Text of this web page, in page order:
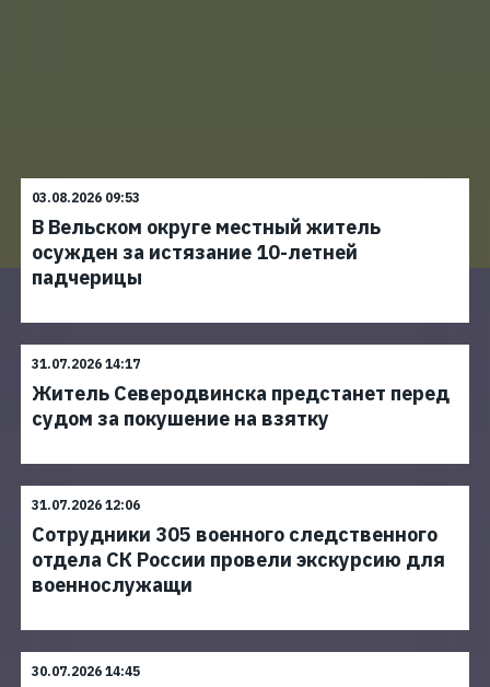
03.08.2026 09:53
В Вельском округе местный житель
осужден за истязание 10-летней
падчерицы
31.07.2026 14:17
Житель Северодвинска предстанет перед
судом за покушение на взятку
31.07.2026 12:06
Сотрудники 305 военного следственного
отдела СК России провели экскурсию для
военнослужащи
30.07.2026 14:45